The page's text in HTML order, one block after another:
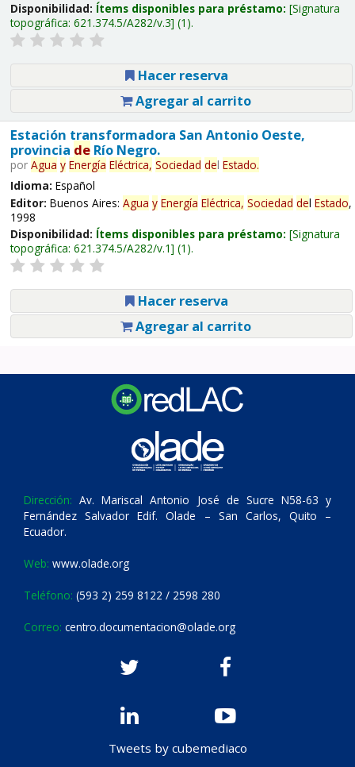
Disponibilidad: Ítems disponibles para préstamo: Signatura
topográfica: 621.374.5/A282/v.3 (1).
Hacer reserva
Agregar al carrito
Estación transformadora San Antonio Oeste,
provincia deRío Negro.
por Agua y Energía Eléctrica, Sociedad del Estado.
Idioma: Español
Editor: Buenos Aires: Agua y Energía Eléctrica, Sociedad del Estado,
1998
Disponibilidad: Ítems disponibles para préstamo: Signatura
topográfica: 621.374.5/A282/v.1 (1).
Hacer reserva
Agregar al carrito
Dirección: Av. Mariscal Antonio José de Sucre N58-63 y
Fernández Salvador Edif. Olade – San Carlos, Quito –
Ecuador.
Web: www.olade.org
Teléfono: (593 2) 259 8122 / 2598 280
Correo: centro.documentacion@olade.org
Tweets by cubemediaco